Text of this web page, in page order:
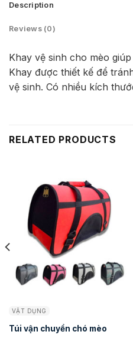
Description
Reviews (0)
Khay vệ sinh cho mèo
Khay được thiết kế để
vệ sinh. Có nhiều kích thướ
RELATED PRODUCTS
VẬT DỤNG
Túi vận chuyển chó mèo